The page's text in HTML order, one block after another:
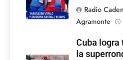
Radio
Agramonte
Cuba logra
la